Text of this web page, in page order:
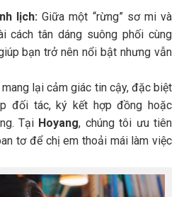
lịch: Giữa một “rừng” sơ mi và
cách tân dáng suông phối cùng
bạn trở nên nổi bật nhưng vẫn
lại cảm giác tin cậy, đặc biệt
đối tác, ký kết hợp đồng hoặc
Tại Hoyang, chúng tôi ưu tiên
tơ để chị em thoải mái làm việc